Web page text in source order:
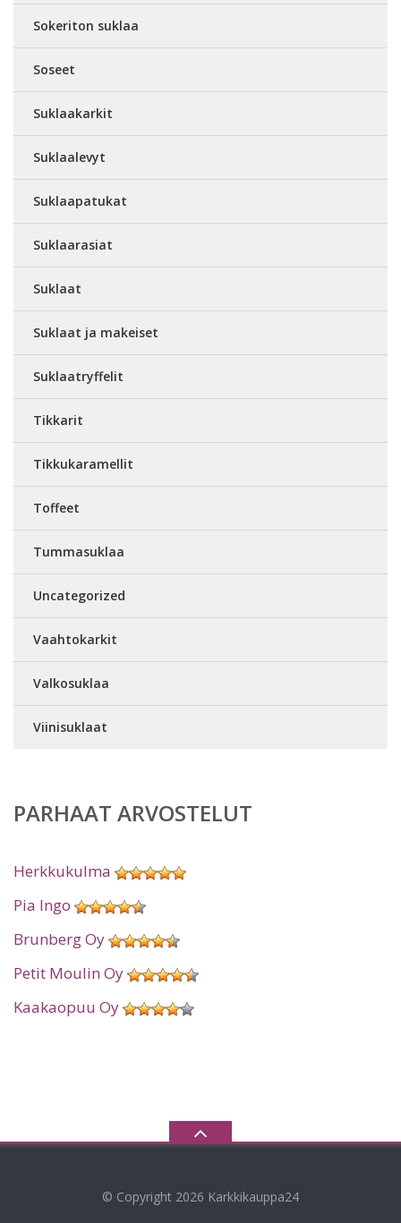
Sokeriton suklaa
Soseet
Suklaakarkit
Suklaalevyt
Suklaapatukat
Suklaarasiat
Suklaat
Suklaat ja makeiset
Suklaatryffelit
Tikkarit
Tikkukaramellit
Toffeet
Tummasuklaa
Uncategorized
Vaahtokarkit
Valkosuklaa
Viinisuklaat
PARHAAT ARVOSTELUT
Herkkukulma
Pia Ingo
Brunberg Oy
Petit Moulin Oy
Kaakaopuu Oy
© Copyright 2026 Karkkikauppa24